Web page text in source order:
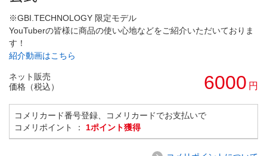
※GBI.TECHNOLOGY 限定モデル
YouTuberの皆様に商品の使い心地などをご紹介いただいておりま
す！
紹介動画はこちら
ネット販売
価格（税込）
6000 円
コメリカード番号登録、コメリカードでお支払いで
コメリポイント ： 1ポイント獲得